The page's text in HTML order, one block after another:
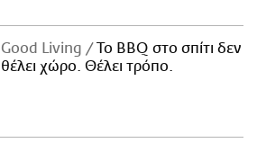
Good Living
Το BBQ στο σπίτι δεν
θέλει χώρο. Θέλει τρόπο.